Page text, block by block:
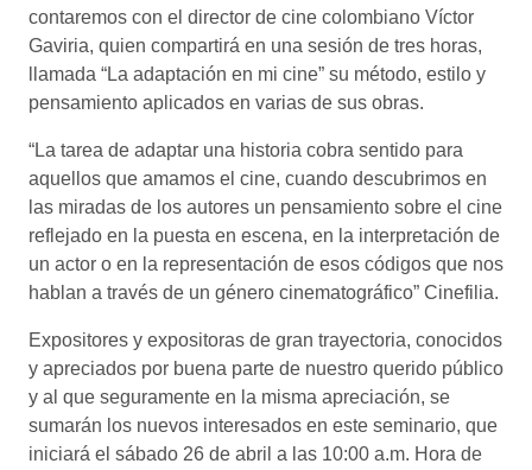
contaremos con el director de cine colombiano Víctor
Gaviria, quien compartirá en una sesión de tres horas,
llamada “La adaptación en mi cine” su método, estilo y
pensamiento aplicados en varias de sus obras.
“La tarea de adaptar una historia cobra sentido para
aquellos que amamos el cine, cuando descubrimos en
las miradas de los autores un pensamiento sobre el cine
reflejado en la puesta en escena, en la interpretación de
un actor o en la representación de esos códigos que nos
hablan a través de un género cinematográfico” Cinefilia.
Expositores y expositoras de gran trayectoria, conocidos
y apreciados por buena parte de nuestro querido público
y al que seguramente en la misma apreciación, se
sumarán los nuevos interesados en este seminario, que
iniciará el sábado 26 de abril a las 10:00 a.m. Hora de